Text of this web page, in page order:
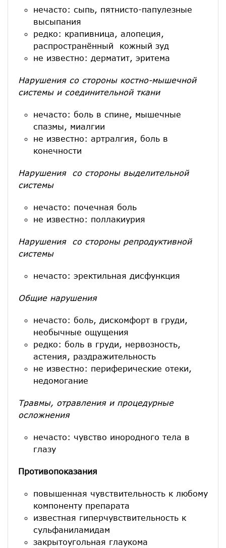
нечасто: сыпь, пятнисто-папулезные
высыпания
редко: крапивница, алопеция,
распространённый кожный зуд
не известно: дерматит, эритема
Нарушения со стороны костно-мышечной
системы и соединительной ткани
нечасто: боль в спине, мышечные
спазмы, миалгии
не известно: артралгия, боль в
конечности
Нарушения со стороны выделительной
системы
нечасто: почечная боль
не известно: поллакиурия
Нарушения со стороны репродуктивной
системы
нечасто: эректильная дисфункция
Общие нарушения
нечасто: боль, дискомфорт в груди,
необычные ощущения
редко: боль в груди, нервозность,
астения, раздражительность
не известно: периферические отеки,
недомогание
Травмы, отравления и процедурные
осложнения
нечасто: чувство инородного тела в
глазу
Противопоказания
повышенная чувствительность к любому
компоненту препарата
известная гиперчувствительность к
сульфаниламидам
закрытоугольная глаукома